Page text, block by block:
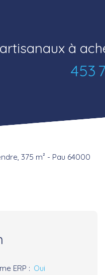
à
453
375 m² - Pau 64000
ERP : Oui